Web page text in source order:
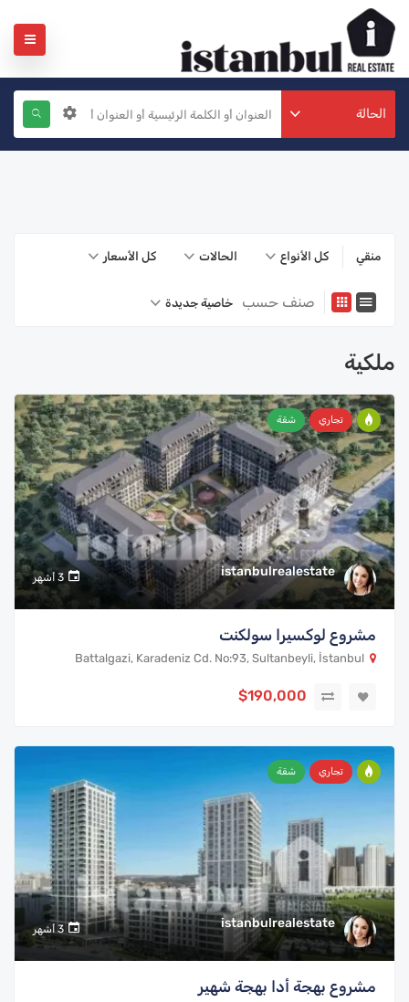
الحالة
منقي كل الأنواع الحالات كل الأسعار
صنف حسب خاصية جديدة
ملكية
istanbulrealestate 3 أشهر
تجاري شقة
مشروع لوكسيرا سولكنت
$190,000
istanbulrealestate 3 أشهر
تجاري شقة
مشروع بهجة أدا بهجة شهير